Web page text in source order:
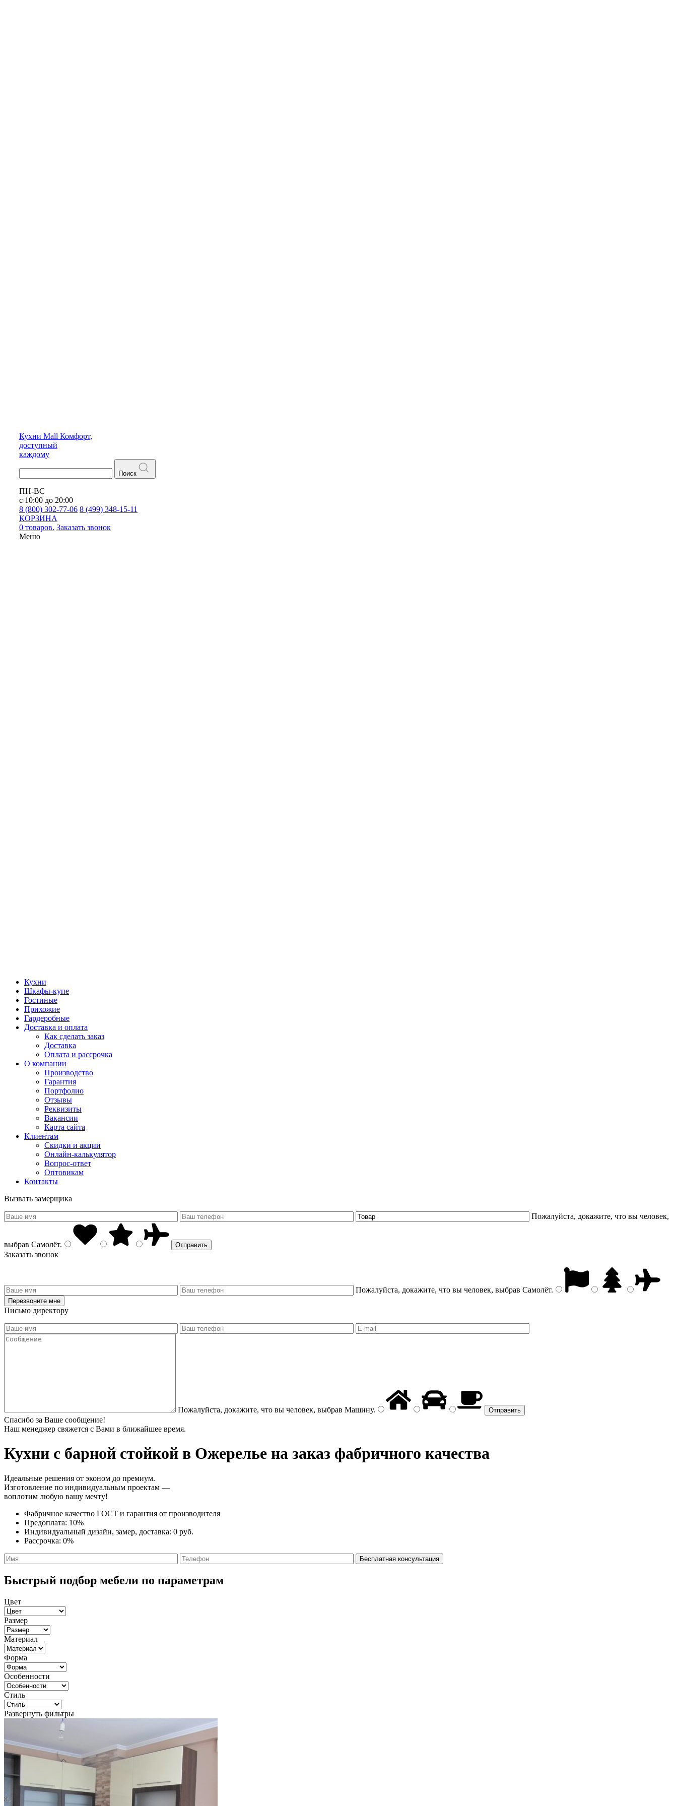
Кухни Mall Комфорт,
доступный
каждому
Поиск
ПН-ВС
с 10:00 до 20:00
8 (800) 302-77-06 8 (499) 348-15-11
КОРЗИНА
0 товаров. Заказать звонок
Меню
Кухни
Шкафы-купе
Гостиные
Прихожие
Гардеробные
Доставка и оплата
Как сделать заказ
Доставка
Оплата и рассрочка
О компании
Производство
Гарантия
Портфолио
Отзывы
Реквизиты
Вакансии
Карта сайта
Клиентам
Скидки и акции
Онлайн-калькулятор
Вопрос-ответ
Оптовикам
Контакты
Вызвать замерщика
Пожалуйста, докажите, что вы человек,
выбрав Самолёт.
Заказать звонок
Пожалуйста, докажите, что вы человек, выбрав Самолёт.
Письмо директору
Пожалуйста, докажите, что вы человек, выбрав Машину.
Спасибо за Ваше сообщение!
Наш менеджер свяжется с Вами в ближайшее время.
Кухни с барной стойкой в Ожерелье на заказ фабричного качества
Идеальные решения от эконом до премиум.
Изготовление по индивидуальным проектам —
воплотим любую вашу мечту!
Фабричное качество ГОСТ и гарантия от производителя
Предоплата: 10%
Индивидуальный дизайн, замер, доставка: 0 руб.
Рассрочка: 0%
Быстрый подбор мебели по параметрам
Цвет
Размер
Материал
Форма
Особенности
Стиль
Развернуть фильтры